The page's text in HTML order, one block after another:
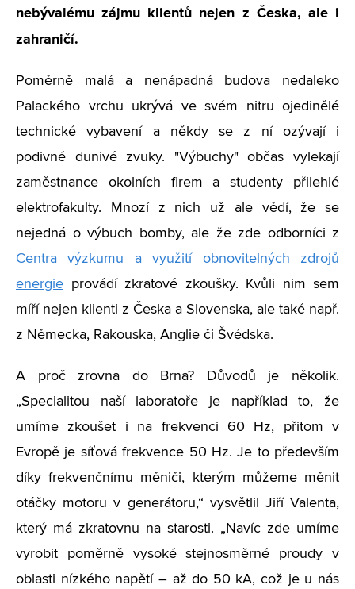
nebývalému zájmu klientů nejen z Česka, ale i
zahraničí.
Poměrně malá a nenápadná budova nedaleko
Palackého vrchu ukrývá ve svém nitru ojedinělé
technické vybavení a někdy se z ní ozývají i
podivné dunivé zvuky. "Výbuchy" občas vylekají
zaměstnance okolních firem a studenty přilehlé
elektrofakulty. Mnozí z nich už ale vědí, že se
nejedná o výbuch bomby, ale že zde odborníci z
Centra výzkumu a využití obnovitelných zdrojů
energie provádí zkratové zkoušky. Kvůli nim sem
míří nejen klienti z Česka a Slovenska, ale také např.
z Německa, Rakouska, Anglie či Švédska.
A proč zrovna do Brna? Důvodů je několik.
„Specialitou naší laboratoře je například to, že
umíme zkoušet i na frekvenci 60 Hz, přitom v
Evropě je síťová frekvence 50 Hz. Je to především
díky frekvenčnímu měniči, kterým můžeme měnit
otáčky motoru v generátoru,“ vysvětlil Jiří Valenta,
který má zkratovnu na starosti. „Navíc zde umíme
vyrobit poměrně vysoké stejnosměrné proudy v
oblasti nízkého napětí – až do 50 kA, což je u nás